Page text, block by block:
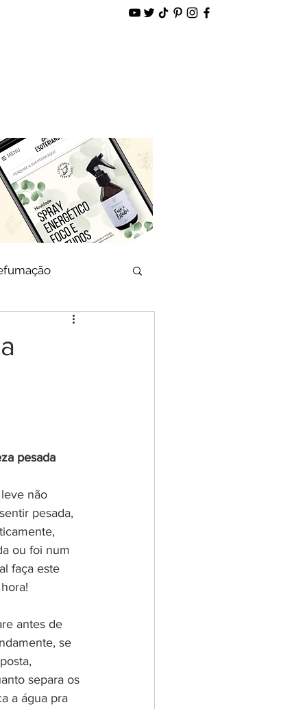
Loja Virtual
e limpeza
de Livros
pesada
não
pesada,
ou foi num
faça este
antes de
se
separa os
a água pra